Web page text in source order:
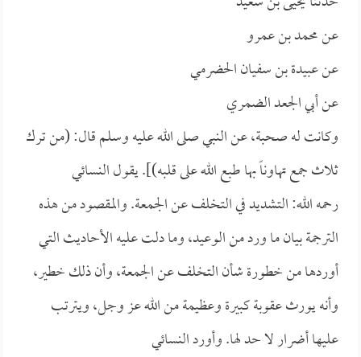
عنمحمد بن عمرو
عنعبيدة بن سفيان الحضرمي
عنأبي الجعد الضمري
وكانت له صحبة، عن النبي صلى الله عليه وسلم قال: (من ترك
ثلاث جمع تهاوناً بها طبع الله على قلبه)]. يقولالنسائي
رحمه الله: التشديد في التخلف عن الجمعة. والمقصود من هذه
الترجمة بيان ما ورد من الوعيد، وما دلت عليه الأحاديث التي
أوردها من خطورة شأن التخلف عن الجمعة، وأن ذلك خطير،
وأنه يورث عقوبة كبيرة وعظيمة من الله عز وجل، ويترتب
عليها أضرار لا حد لها. وأوردالنسائي